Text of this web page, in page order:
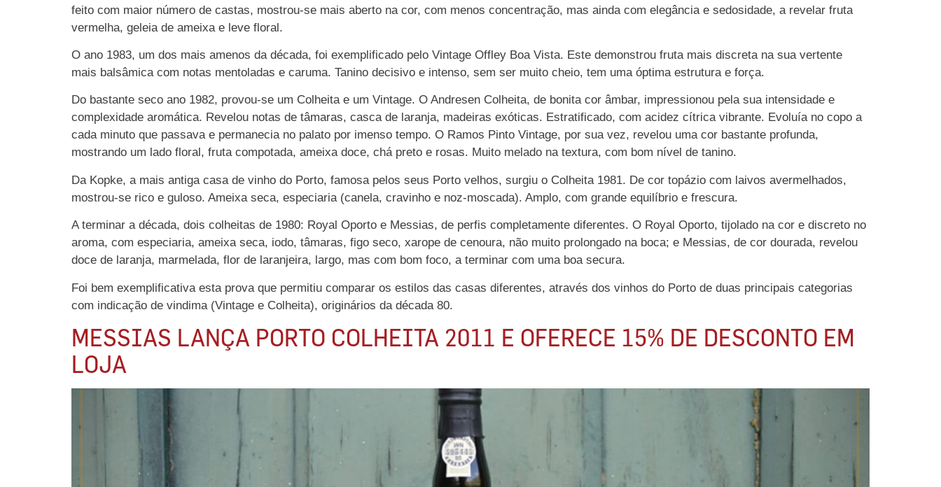
feito com maior número de castas, mostrou-se mais aberto na cor, com menos concentração, mas ainda com elegância e sedosidade, a revelar fruta
vermelha, geleia de ameixa e leve floral.
O ano 1983, um dos mais amenos da década, foi exemplificado pelo Vintage Offley Boa Vista. Este demonstrou fruta mais discreta na sua vertente
mais balsâmica com notas mentoladas e caruma. Tanino decisivo e intenso, sem ser muito cheio, tem uma óptima estrutura e força.
Do bastante seco ano 1982, provou-se um Colheita e um Vintage. O Andresen Colheita, de bonita cor âmbar, impressionou pela sua intensidade e
complexidade aromática. Revelou notas de tâmaras, casca de laranja, madeiras exóticas. Estratificado, com acidez cítrica vibrante. Evoluía no copo a
cada minuto que passava e permanecia no palato por imenso tempo. O Ramos Pinto Vintage, por sua vez, revelou uma cor bastante profunda,
mostrando um lado floral, fruta compotada, ameixa doce, chá preto e rosas. Muito melado na textura, com bom nível de tanino.
Da Kopke, a mais antiga casa de vinho do Porto, famosa pelos seus Porto velhos, surgiu o Colheita 1981. De cor topázio com laivos avermelhados,
mostrou-se rico e guloso. Ameixa seca, especiaria (canela, cravinho e noz-moscada). Amplo, com grande equilíbrio e frescura.
A terminar a década, dois colheitas de 1980: Royal Oporto e Messias, de perfis completamente diferentes. O Royal Oporto, tijolado na cor e discreto no
aroma, com especiaria, ameixa seca, iodo, tâmaras, figo seco, xarope de cenoura, não muito prolongado na boca; e Messias, de cor dourada, revelou
doce de laranja, marmelada, flor de laranjeira, largo, mas com bom foco, a terminar com uma boa secura.
Foi bem exemplificativa esta prova que permitiu comparar os estilos das casas diferentes, através dos vinhos do Porto de duas principais categorias
com indicação de vindima (Vintage e Colheita), originários da década 80.
MESSIAS LANÇA PORTO COLHEITA 2011 E OFERECE 15% DE DESCONTO EM
LOJA